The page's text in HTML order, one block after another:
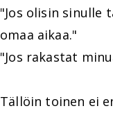
"Jos olisin sinulle
omaa aikaa."
"Jos rakastat
Tällöin toinen ei